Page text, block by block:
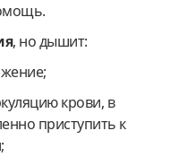
, но дышит:
крови, в
приступить к